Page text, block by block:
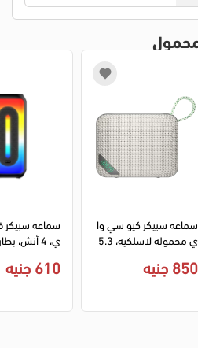
سماعه سبيكر كيو سي وا
غيل 17 ساعة، منفذ شح 850 جنيه
سماعه سبيكر
ي، 4 أنش،
سود، V-4031
610 جنيه